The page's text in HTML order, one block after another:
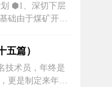
⬢1、深切下层
础由于煤矿开采
队长的安排下，
劳动熬炼，在实
践过程中，我严
特...
五篇）
技术员，年终是
更是制定来年工